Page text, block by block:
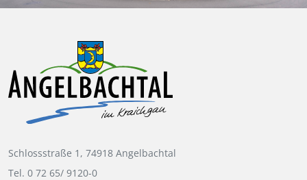
Schlossstraße 1, 74918 Angelbachtal
Tel. 0 72 65/ 9120-0